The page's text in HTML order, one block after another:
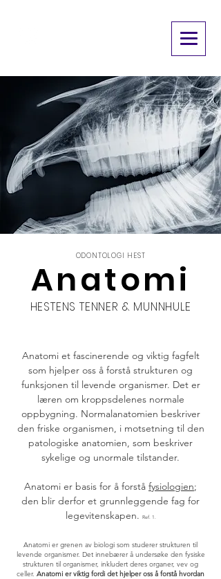
ODONTOLOGI HEST
Anatomi
HESTENS TENNER & MUNNHULE
Anatomi et fascinerende og viktig fagfelt
som hjelper oss å forstå strukturen og
funksjonen til levende organismer. Det er
læren om kroppsdelenes normale
oppbygning. Normalanatomien beskriver
den friske organismen, i motsetning til den
patologiske anatomien, som beskriver
sykelige og unormale tilstander.
Anatomi er basis for å forstå fysiologien;
den blir derfor et grunnleggende fag for
legevitenskapen. Ref. 1.
Anatomi er grenen av biologi som studerer strukturen til
levende organismer. Det innebærer å undersøke den fysiske
strukturen til organismer, inkludert deres organer, vev og
celler. Anatomi er viktig fordi det hjelper oss å forstå hvordan